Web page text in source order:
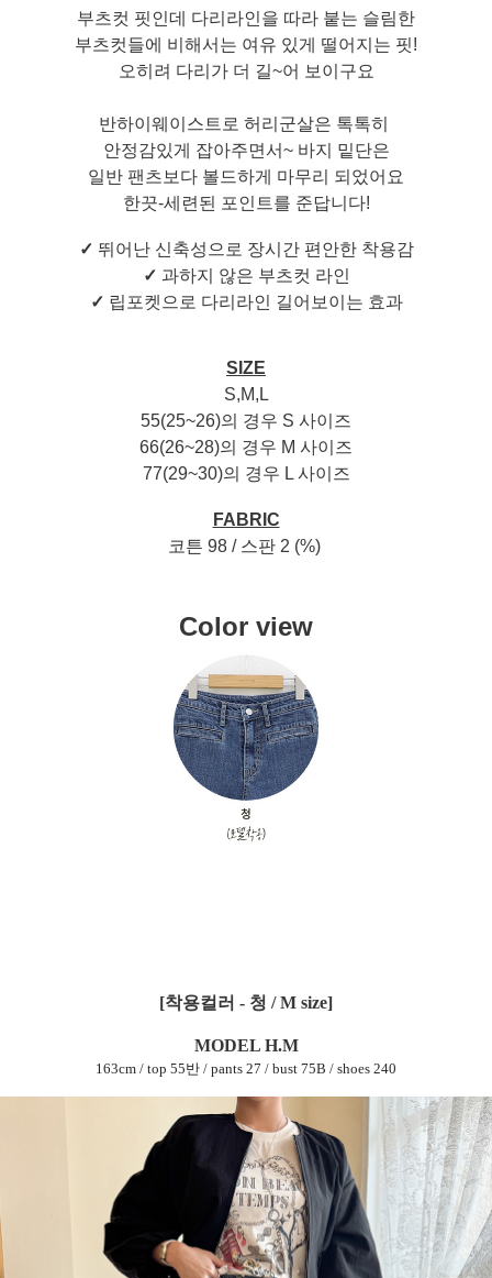
부츠컷 핏인데 다리라인을 따라 붙는 슬림한
부츠컷들에 비해서는 여유 있게 떨어지는 핏!
오히려 다리가 더 길~어 보이구요
반하이웨이스트로 허리군살은 톡톡히
안정감있게 잡아주면서~ 바지 밑단은
일반 팬츠보다 볼드하게 마무리 되었어요
한끗-세련된 포인트를 준답니다!
✓ 뛰어난 신축성으로 장시간 편안한 착용감
✓ 과하지 않은 부츠컷 라인
✓ 립포켓으로 다리라인 길어보이는 효과
SIZE
S,M,L
55(25~26)의 경우 S 사이즈
66(26~28)의 경우 M 사이즈
77(29~30)의 경우 L 사이즈
FABRIC
코튼 98 / 스판 2 (%)
Color view
[착용컬러 - 청 / M size]
MODEL H.M
163cm / top 55반 / pants 27 / bust 75B / shoes 240